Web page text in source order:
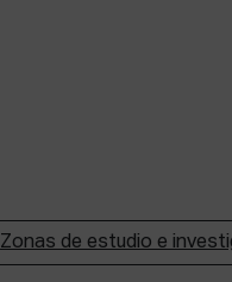
Zonas de estudio e